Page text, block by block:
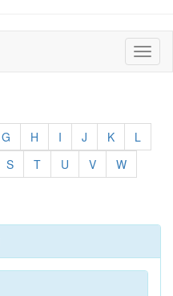
sau
G H I J K
L
S T U V
W